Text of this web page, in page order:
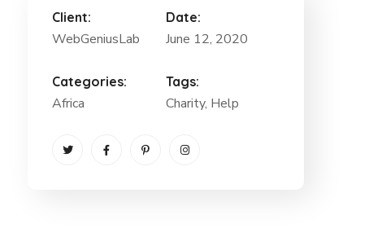
Client:
WebGeniusLab
Date:
June 12, 2020
Categories:
Africa
Tags:
Charity, Help